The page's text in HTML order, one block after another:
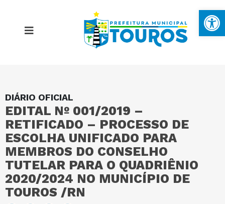
DIÁRIO OFICIAL
EDITAL Nº 001/2019 –
RETIFICADO – PROCESSO DE
ESCOLHA UNIFICADO PARA
MEMBROS DO CONSELHO
TUTELAR PARA O QUADRIÊNIO
2020/2024 NO MUNICÍPIO DE
TOUROS /RN
MAPA DO SITE
PORTAL DA TRANSPARÊNCIA
E-SIC
PERGUNTAS FREQUENTES